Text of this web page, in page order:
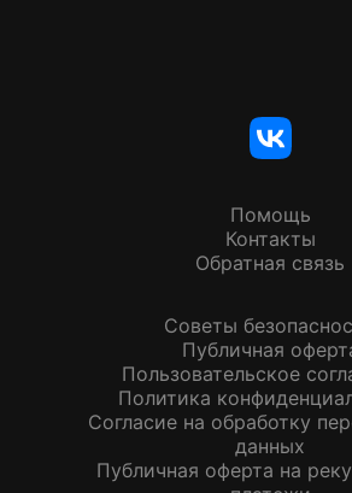
Помощь
Контакты
Обратная связь
Советы
Публичная
Пользовательское
Политика
Согласие на обработку
данных
Публичная оферта на